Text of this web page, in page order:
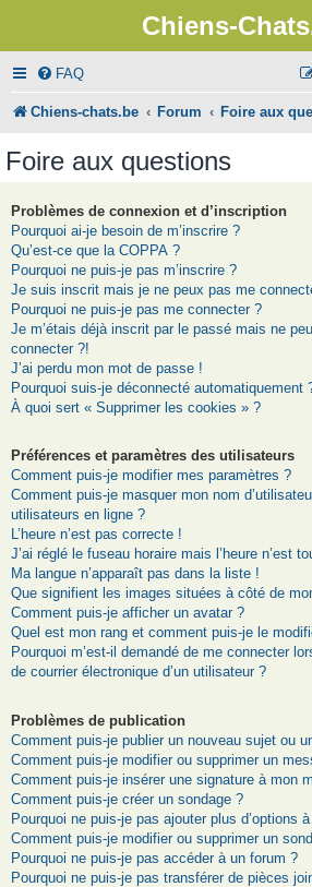
Chiens-
FAQ
Chiens-chats.be Forum Foire aux
Foire aux questions
Problèmes de connexion et d’inscription
Pourquoi ai-je besoin de m’inscrire ?
Qu’est-ce que la COPPA ?
Pourquoi ne puis-je pas m’inscrire ?
Je suis inscrit mais je ne peux pas me
Pourquoi ne puis-je pas me connecter ?
Je m’étais déjà inscrit par le passé mais ne
connecter ?!
J’ai perdu mon mot de passe !
Pourquoi suis-je déconnecté automatiquement
À quoi sert « Supprimer les cookies » ?
Préférences et paramètres des utilisateurs
Comment puis-je modifier mes paramètres ?
Comment puis-je masquer mon nom
utilisateurs en ligne ?
L’heure n’est pas correcte !
J’ai réglé le fuseau horaire mais l’heure n’est
Ma langue n’apparaît pas dans la liste !
Que signifient les images situées à côté de
Comment puis-je afficher un avatar ?
Quel est mon rang et comment puis-je le
Pourquoi m’est-il demandé de me connecter
de courrier électronique d’un utilisateur ?
Problèmes de publication
Comment puis-je publier un nouveau sujet ou
Comment puis-je modifier ou supprimer un
Comment puis-je insérer une signature à mon
Comment puis-je créer un sondage ?
Pourquoi ne puis-je pas ajouter plus d’options
Comment puis-je modifier ou supprimer un
Pourquoi ne puis-je pas accéder à un forum ?
Pourquoi ne puis-je pas transférer de pièces